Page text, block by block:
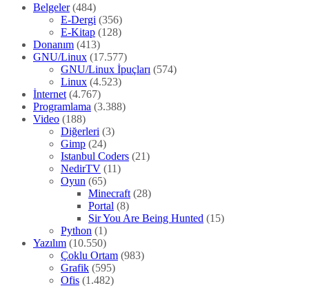
Belgeler(484)
E-Dergi (356)
E-Kitap (128)
Donanım (413)
GNU/Linux (17.577)
GNU/Linux İpuçları (574)
Linux (4.523)
İnternet (4.767)
Programlama (3.388)
Video (188)
Diğerleri (3)
Gimp (24)
Istanbul Coders (21)
NedirTV (11)
Oyun (65)
Minecraft (28)
Portal (8)
Sir You Are Being Hunted (15)
Python (1)
Yazılım (10.550)
Çoklu Ortam (983)
Grafik (595)
Ofis (1.482)